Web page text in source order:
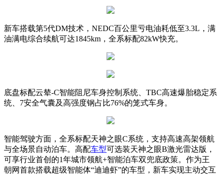
新车搭载第5代DM技术，NEDC百公里亏电油耗低至3.3L， 满
油满电综合续航可达1845km，全系标配82kW快充。
底盘标配云辇-C智能阻尼车身控制系统、TBC高速爆胎稳定系
统、7安全气囊及高强度钢占比76%的笼式车身。
智能驾驶方面，全系标配天神之眼C系统，支持高速高架领航
与全场景自动泊车。高配车型可选装天神之眼B激光雷达版，
可享行业首创的1年城市领航+智能泊车双兜底政策。作为王
朝网首款搭载超级智能体“迪迪虾”的车型，新车实现主动交互